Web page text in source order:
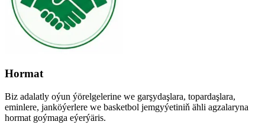
Hormat
Biz adalatly oýun ýörelgelerine we garşydaşlara, topardaşlara,
eminlere, janköýerlere we basketbol jemgyýetiniň ähli agzalaryna
hormat goýmaga eýerýäris.